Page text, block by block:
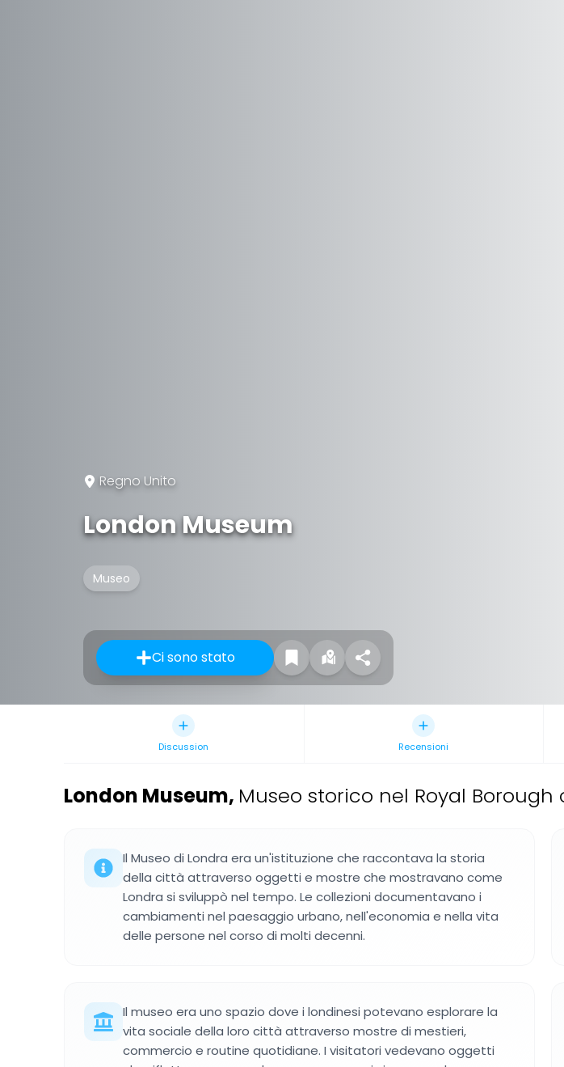
Regno Unito
London Museum
Museo
Ci sono stato
Discussion Recensioni
London Museum, Museo storico nel Royal
Il Museo di Londra era un'istituzione che raccontava la storia
della città attraverso oggetti e mostre che mostravano come
Londra si sviluppò nel tempo. Le collezioni documentavano i
cambiamenti nel paesaggio urbano, nell'economia e nella vita
delle persone nel corso di molti decenni.
Il museo era uno spazio dove i londinesi potevano esplorare la
vita sociale della loro città attraverso mostre di mestieri,
commercio e routine quotidiane. I visitatori vedevano oggetti